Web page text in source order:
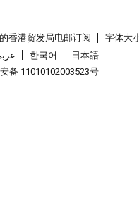
香港贸发局电邮订阅
字体大
한국어
日本語
备 11010102003523号